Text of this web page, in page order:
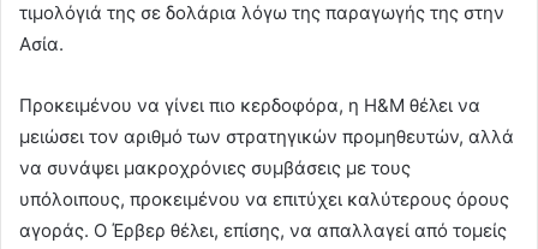
τιμολόγιά της σε δολάρια λόγω της παραγωγής της στην
Ασία.
Προκειμένου να γίνει πιο κερδοφόρα, η H&M θέλει να
μειώσει τον αριθμό των στρατηγικών προμηθευτών, αλλά
να συνάψει μακροχρόνιες συμβάσεις με τους
υπόλοιπους, προκειμένου να επιτύχει καλύτερους όρους
αγοράς. Ο Έρβερ θέλει, επίσης, να απαλλαγεί από τομείς